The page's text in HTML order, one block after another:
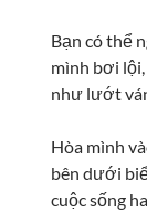
Bạn có thể
mình bơi
như lướt
Hòa mình
bên dưới
cuộc sống